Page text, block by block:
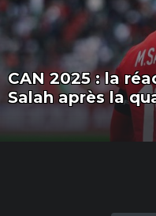
CAN 2025 : la
Salah après la